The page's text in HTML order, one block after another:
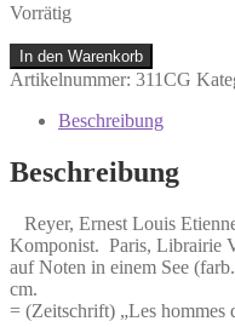
Vorrätig
Reyer,
Ernest
Etienne
Rey
(1823-
Franz.
Komponist.
Menge
In den Warenkorb
Artikelnummer: 311CG
Beschreibung
Beschreibung
Reyer, Ernest Louis
Komponist. Paris, Librairie
auf Noten in einem See
cm.
= (Zeitschrift) „Les hommes